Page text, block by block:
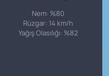
Nem: %80
Rüzgar: 14 km/h
Yağış Olasılığı: %82